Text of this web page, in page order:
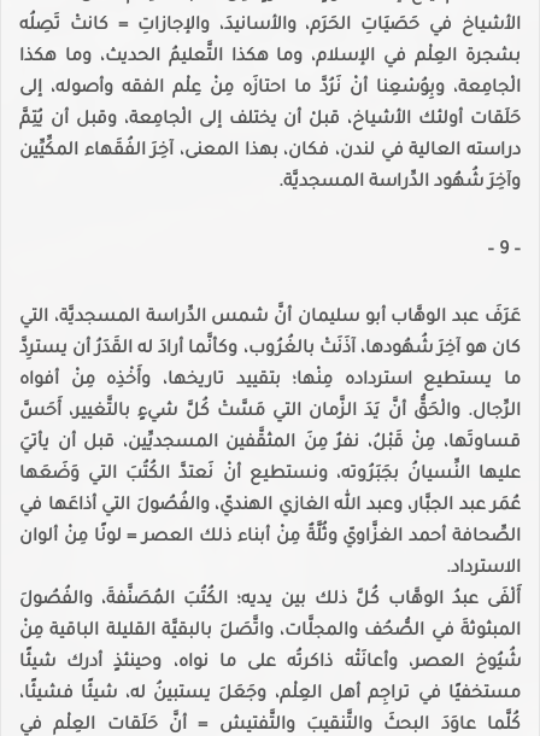
الأشياخ في حَصَيَاتِ الحَرَم، والأسانيدَ، والإجازاتِ = كانتْ تَصِلُه
بشجرة العِلْم في الإسلام، وما هكذا التَّعليمُ الحديث، وما هكذا
الْجامِعة، وبِوُسْعِنا أنْ نَرُدَّ ما احتازَه مِنْ عِلْم الفقه وأصوله، إلى
حَلَقات أولئك الأشياخ، قبلْ أن يختلف إلى الْجامِعة، وقبل أن يُتِمَّ
دراسته العالية في لندن، فكان، بهذا المعنى، آخِرَ الفُقَهاء المكِّيِّين
وآخِرَ شُهُود الدِّراسة المسجديَّة.
– 9 –
عَرَفَ عبد الوهَّاب أبو سليمان أنَّ شمس الدِّراسة المسجديَّة، التي
كان هو آخِرَ شُهُودها، آذَنَتْ بالغُرُوب، وكأنَّما أرادَ له القَدَرُ أن يسترِدَّ
ما يستطيع استرداده مِنْها؛ بتقييد تاريخها، وأَخْذِه مِنْ أفواه
الرِّجال. والْحَقُّ أنَّ يَدَ الزَّمان التي مَسَّتْ كُلَّ شيءٍ بالتَّغيير، أَحَسَّ
قساوتَها، مِنْ قَبْلُ، نفرٌ مِنَ المثقَّفين المسجديِّين، قبل أن يأتيَ
عليها النِّسيانُ بجَبَرُوته، ونستطيع أنْ نَعتدَّ الكُتُبَ التي وَضَعَها
عُمَر عبد الجبَّار، وعبد الله الغازي الهنديّ، والفُصُولَ التي أذاعَها في
الصِّحافة أحمد الغزَّاويّ وثُلَّةٌ مِنْ أبناء ذلك العصر = لونًا مِنْ ألوان
الاسترداد.
أَلْفَى عبدُ الوهَّاب كُلَّ ذلك بين يديه؛ الكُتُبَ المُصَنَّفةَ، والفُصُولَ
المبثوثةَ في الصُّحُف والمجلَّات، واتَّصَلَ بالبقيَّة القليلة الباقية مِنْ
شُيُوخ العصر، وأعانَتْه ذاكرتُه على ما نواه، وحينئذٍ أدرك شيئًا
مستخفيًا في تراجِم أهل العِلْم، وجَعَلَ يستبينُ له، شيئًا فشيئًا،
كُلَّما عاوَدَ البحثَ والتَّنقيبَ والتَّفتيش = أنَّ حَلَقات العِلْم في